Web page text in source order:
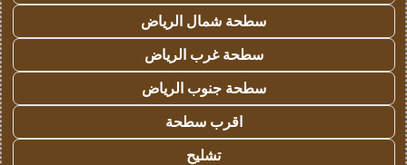
سطحة شمال الرياض
سطحة غرب الرياض
سطحة جنوب الرياض
اقرب سطحة
تشليح